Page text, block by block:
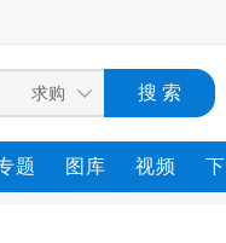
题 图库 视频